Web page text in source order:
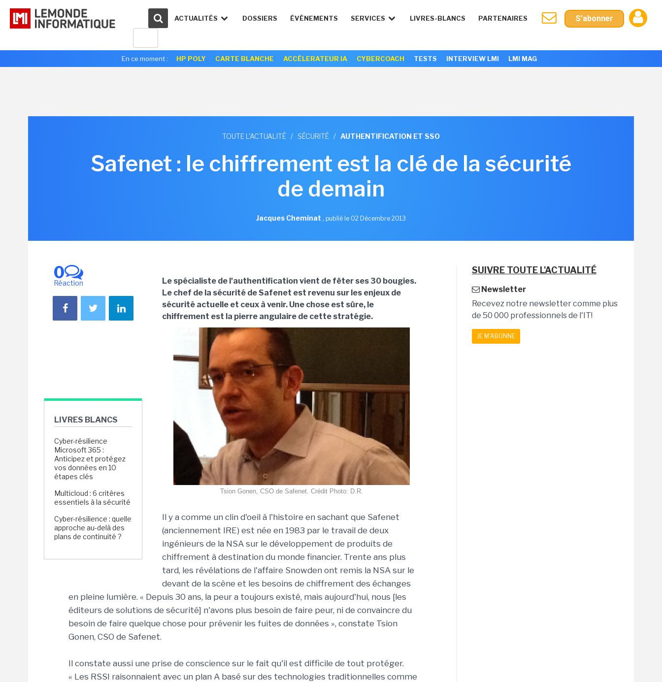
ACTUALITÉS DOSSIERS ÉVÉNEMENTS SERVICES LIVRES-BLANCS PARTENAIRES S'abonner
En ce moment : HP POLY CARTE BLANCHE ACCÉLERATEUR IA CYBERCOACH TESTS INTERVIEW LMI LMI MAG
TOUTE L'ACTUALITÉ / SÉCURITÉ / AUTHENTIFICATION ET SSO
Safenet : le chiffrement est la clé de la sécurité
de demain
Jacques Cheminat , publié le 02 Décembre 2013
0
Réaction
LIVRES BLANCS
Cyber-résilience
Microsoft 365 :
Anticipez et protégez
vos données en 10
étapes clés
Multicloud : 6 critères
essentiels à la sécurité
Cyber-résilience : quelle
approche au-delà des
plans de continuité ?
Le spécialiste de l'authentification vient de fêter ses 30 bougies.
Le chef de la sécurité de Safenet est revenu sur les enjeux de
sécurité actuelle et ceux à venir. Une chose est sûre, le
chiffrement est la pierre angulaire de cette stratégie.
Tsion Gonen, CSO de Safenet. Crédit Photo: D.R.
Il y a comme un clin d'oeil à l'histoire en sachant que Safenet
(anciennement IRE) est née en 1983 par le travail de deux
ingénieurs de la NSA sur le développement de produits de
chiffrement à destination du monde financier. Trente ans plus
tard, les révélations de l'affaire Snowden ont remis la NSA sur le
devant de la scène et les besoins de chiffrement des échanges
en pleine lumière. « Depuis 30 ans, la peur a toujours existé, mais aujourd'hui, nous [les
éditeurs de solutions de sécurité] n'avons plus besoin de faire peur, ni de convaincre du
besoin de faire quelque chose pour prévenir les fuites de données », constate Tsion
Gonen, CSO de Safenet.
Il constate aussi une prise de conscience sur le fait qu'il est difficile de tout protéger.
« Les RSSI raisonnaient avec un plan A basé sur des technologies traditionnelles comme
SUIVRE TOUTE L'ACTUALITÉ
Newsletter
Recevez notre newsletter comme plus
de 50 000 professionnels de l'IT!
JE M'ABONNE